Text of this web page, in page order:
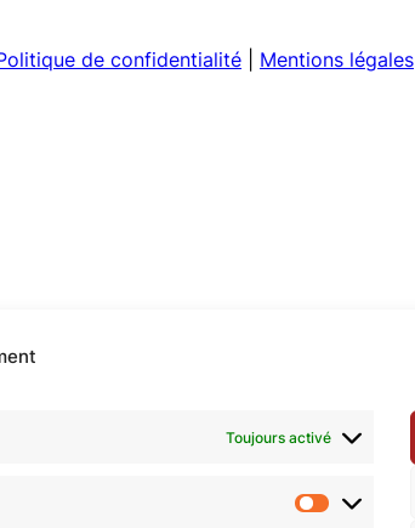
Toujours activé
de confidentialité Mentions légales